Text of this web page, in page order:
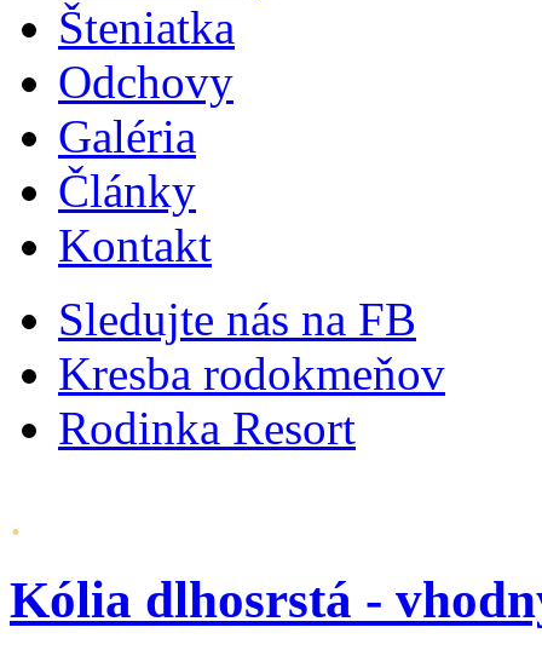
Šteniatka
Odchovy
Galéria
Články
Kontakt
Sledujte nás na FB
Kresba rodokmeňov
Rodinka Resort
.
Kólia dlhosrstá -